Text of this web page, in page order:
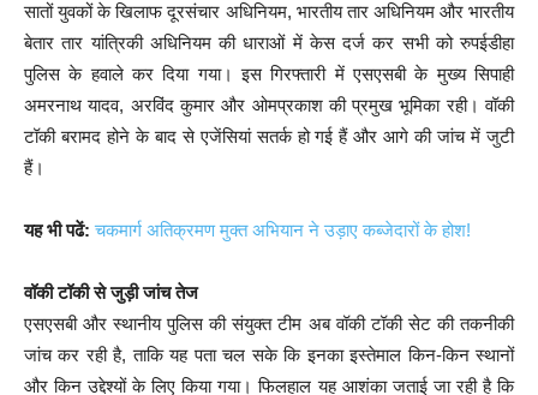
सातों युवकों के खिलाफ दूरसंचार अधिनियम, भारतीय तार अधिनियम और भारतीय
बेतार तार यांत्रिकी अधिनियम की धाराओं में केस दर्ज कर सभी को रुपईडीहा
पुलिस के हवाले कर दिया गया। इस गिरफ्तारी में एसएसबी के मुख्य सिपाही
अमरनाथ यादव, अरविंद कुमार और ओमप्रकाश की प्रमुख भूमिका रही। वॉकी
टॉकी बरामद होने के बाद से एजेंसियां सतर्क हो गई हैं और आगे की जांच में जुटी
हैं।
यह भी पढें: चकमार्ग अतिक्रमण मुक्त अभियान ने उड़ाए कब्जेदारों के होश!
वॉकी टॉकी से जुड़ी जांच तेज
एसएसबी और स्थानीय पुलिस की संयुक्त टीम अब वॉकी टॉकी सेट की तकनीकी
जांच कर रही है, ताकि यह पता चल सके कि इनका इस्तेमाल किन-किन स्थानों
और किन उद्देश्यों के लिए किया गया। फिलहाल यह आशंका जताई जा रही है कि